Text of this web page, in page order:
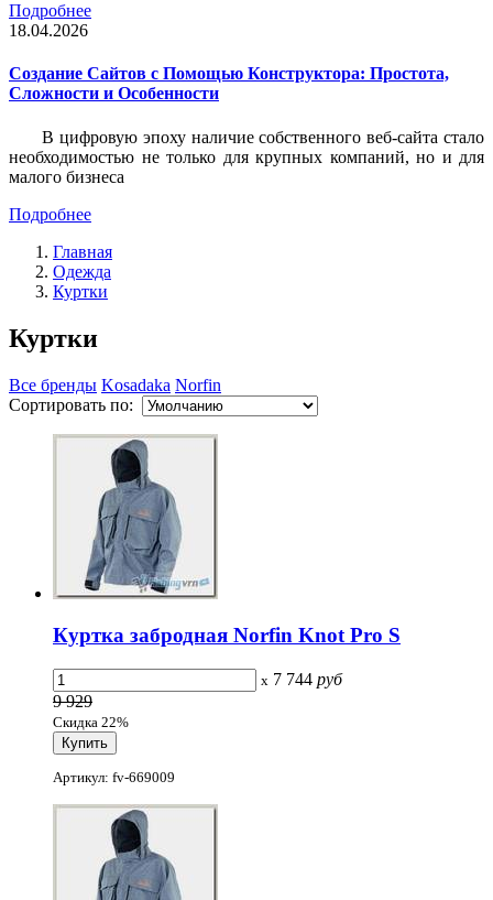
Подробнее
18.04.2026
Создание Сайтов с Помощью Конструктора: Простота,
Сложности и Особенности
В цифровую эпоху наличие собственного веб-сайта стало
необходимостью не только для крупных компаний, но и для
малого бизнеса
Подробнее
Главная
Одежда
Куртки
Куртки
Все бренды Kosadaka Norfin
Сортировать по:
Куртка забродная Norfin Knot Pro S
x 7 744 руб
9 929
Скидка 22%
Артикул: fv-669009